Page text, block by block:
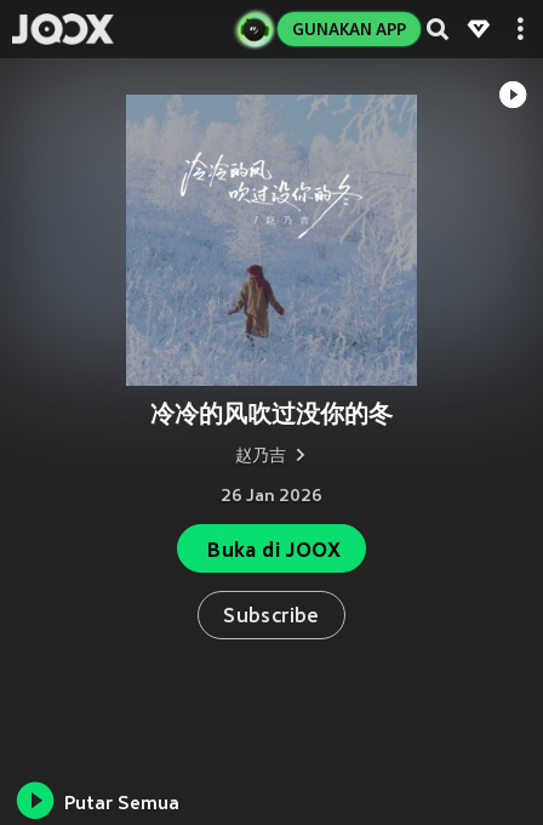
GUNAKAN APP
冷冷的风吹过没你的冬
赵乃吉
26 Jan 2026
Buka di JOOX
Subscribe
Putar Semua